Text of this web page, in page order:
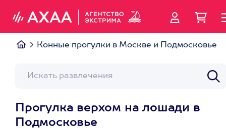
Конные прогулки в Москве и Подмосковье
Прогулка верхом на лошади в
Подмосковье